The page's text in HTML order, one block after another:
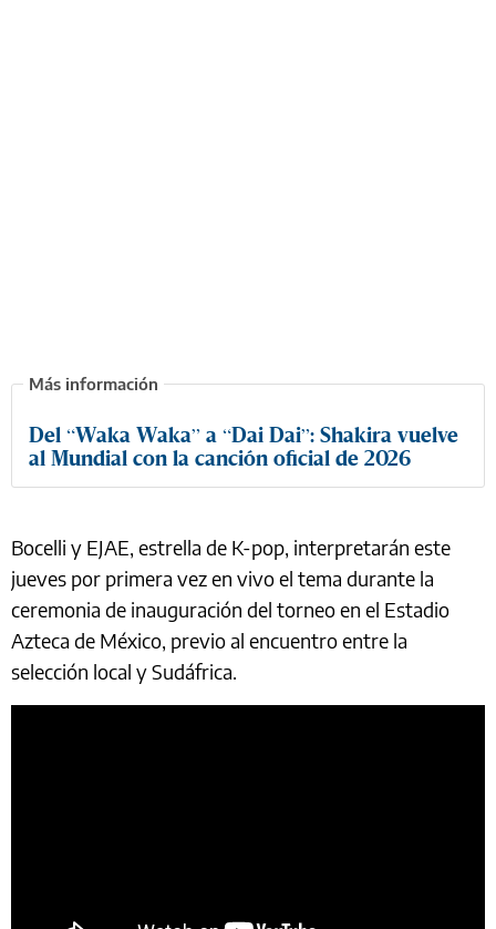
Del “Waka Waka” a “Dai Dai”: Shakira vuelve
al Mundial con la canción oficial de 2026
Bocelli y EJAE, estrella de K-pop, interpretarán este
jueves por primera vez en vivo el tema durante la
ceremonia de inauguración del torneo en el Estadio
Azteca de México, previo al encuentro entre la
selección local y Sudáfrica.